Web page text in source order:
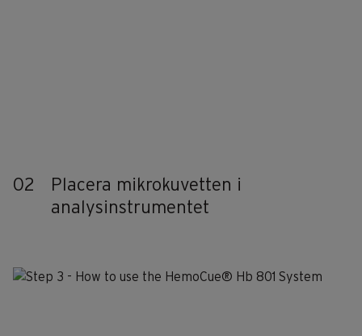
02
Placera mikrokuvetten i
analysinstrumentet